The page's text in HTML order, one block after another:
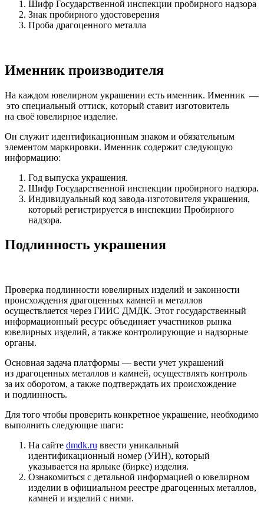
Шифр Государственной инспекции пробирного надзора
Знак пробирного удостоверения
Проба драгоценного металла
Именник производителя
На каждом ювелирном украшении есть именник. Именник —
это специальный оттиск, который ставит изготовитель
на своё ювелирное изделие.
Он служит идентификационным знаком и обязательным
элементом маркировки. Именник содержит следующую
информацию:
Год выпуска украшения.
Шифр Государственной инспекции пробирного надзора.
Индивидуальный код завода-изготовителя украшения,
который регистрируется в инспекции Пробирного
надзора.
Подлинность украшения
Проверка подлинности ювелирных изделий и законности
происхождения драгоценных камней и металлов
осуществляется через ГИИС ДМДК. Этот государственный
информационный ресурс объединяет участников рынка
ювелирных изделий, а также контролирующие и надзорные
органы.
Основная задача платформы — вести учет украшений
из драгоценных металлов и камней, осуществлять контроль
за их оборотом, а также подтверждать их происхождение
и подлинность.
Для того чтобы проверить конкретное украшение, необходимо
выполнить следующие шаги:
На сайте dmdk.ru ввести уникальный
идентификационный номер (УИН), который
указывается на ярлыке (бирке) изделия.
Ознакомиться с детальной информацией о ювелирном
изделии в официальном реестре драгоценных металлов,
камней и изделий с ними.